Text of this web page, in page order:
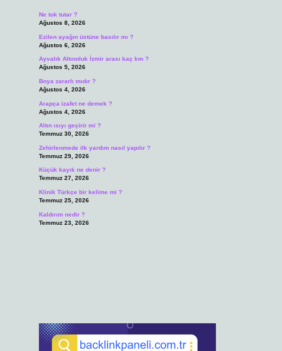
Ne tok tutar ?
Ağustos 8, 2026
Ezilen ayağın üstüne basılır mı ?
Ağustos 6, 2026
Ayvalık Altınoluk İzmir arası kaç km ?
Ağustos 5, 2026
Boya zararlı mıdır ?
Ağustos 4, 2026
Arapça izafet ne demek ?
Ağustos 4, 2026
Altın ısıyı geçirir mi ?
Temmuz 30, 2026
Zehirlenmede ilk yardım nasıl yapılır ?
Temmuz 29, 2026
Küçük kayık ne denir ?
Temmuz 27, 2026
Klinik Türkçe bir kelime mi ?
Temmuz 25, 2026
Kaldırım nedir ?
Temmuz 23, 2026